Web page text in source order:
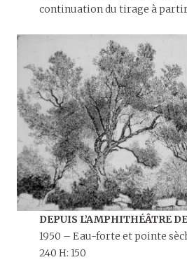
continuation du tirage à partir
DEPUIS L’AMPHITHÉÂTRE
1950 – Eau-forte et pointe
240 H: 150